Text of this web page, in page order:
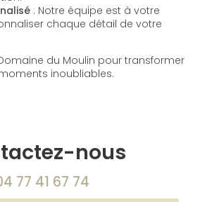
: Notre équipe est à votre
chaque détail de votre
du Moulin pour transformer
inoubliables.
nous
77 41 67 74